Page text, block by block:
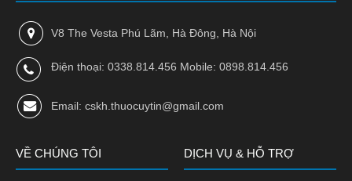
đẹp
sức
trẻ
V8 The Vesta Phú Lãm, Hà Đông, Hà Nội
Điện thoại: 0338.814.456 Mobile: 0898.814.456
Email: cskh.thuocuytin@gmail.com
VỀ CHÚNG TÔI DỊCH VỤ & HỖ TRỢ